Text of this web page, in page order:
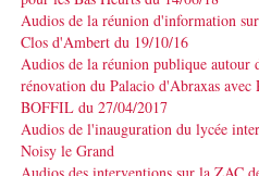
Audios de la réunion d'information
Clos d'Ambert du 19/10/16
Audios de la réunion publique autour
rénovation du Palacio d'Abraxas avec
BOFFIL du 27/04/2017
Audios de l'inauguration du lycée
Noisy le Grand